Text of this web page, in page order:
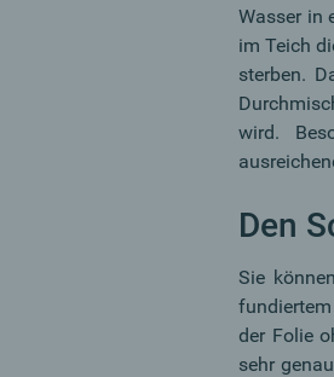
Wasser in
im Teich
sterben.
wird.
Den
Sie
der Folie
sehr